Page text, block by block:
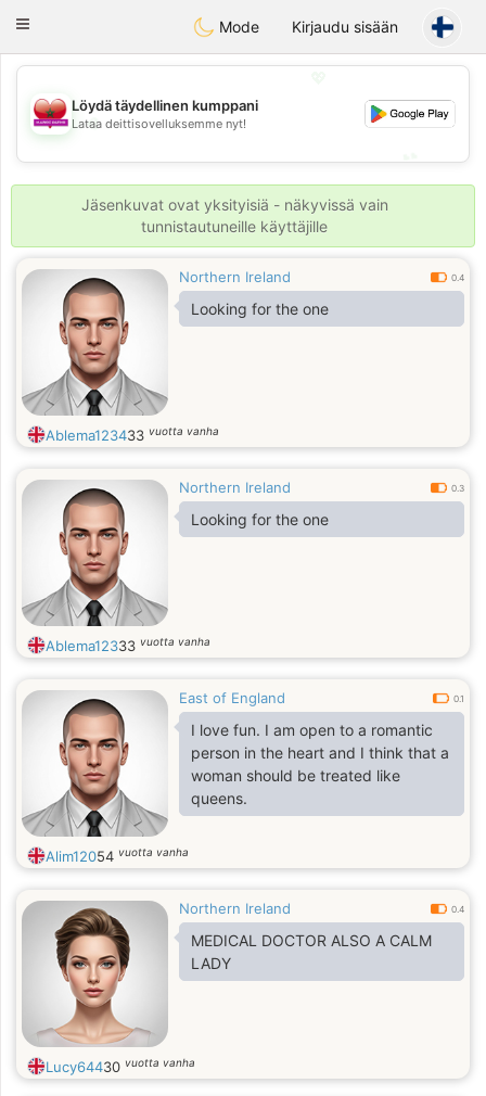
Maroc Dating
Toggle
Mode Kirjaudu sisään
💖
💕
Löydä täydellinen kumppani
Lataa deittisovelluksemme nyt!
Jäsenkuvat ovat yksityisiä - näkyvissä vain
tunnistautuneille käyttäjille
Northern Ireland 0.4
Looking for the one
Ablema123433 vuotta vanha
Northern Ireland 0.3
Looking for the one
Ablema12333 vuotta vanha
East of England 0.1
I love fun. I am open to a romantic
person in the heart and I think that a
woman should be treated like
queens.
Alim12054 vuotta vanha
Northern Ireland 0.4
MEDICAL DOCTOR ALSO A CALM
LADY
Lucy64430 vuotta vanha